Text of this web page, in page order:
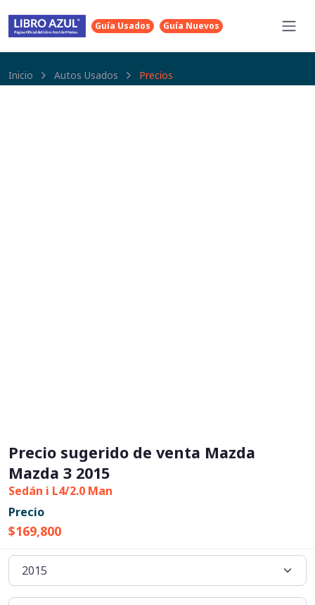
Guía Usados Guía Nuevos
Inicio Autos Usados Precios
Precio sugerido de venta Mazda
Mazda 3 2015
Sedán i L4/2.0 Man
Precio
$169,800